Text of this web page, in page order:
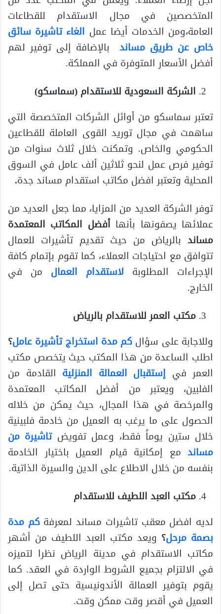
المتخصصين في مجال الاستقدام للقطاعات
العامة،ومن الخدمات أيضا عمل الغاء تاشيرة سائق
خاص عن طريق مساند بالإضافة إلى توفير لهم
أفضل الأسعار المتوفرة في المملكة.
الشركة السعودية للاستقدام (سماسكو)
تعتبر سماسكو من أوائل الشركات المتخصصة التي
ساهمت في مجال توريد القوى العاملة للقطاعين
الحكومي والخاص. وتمكنت خلال ثلاث سنوات من
توفير فرص عمل لنحو ثلاثين ألف عامل في السوق
المحلية وتعتبر افضل مكاتب استقدام مساند جدة.
توفر الشركة العديد من المزايا، مما جعل العديد من
عملائها يصفونها بأنهاأفضل المكاتب المعتمدة
مساند بالرياض من حيث تقديم تأشيرات للعمال
تتوافق مع احتياجات العملاء، كما تقوم بإتمام كافة
الإجراءات المطلوبة لاستقدام العمال من في
الخارج.
مكتب العمر للاستقدام بالرياض
وللاجابة على سؤالكم مدة استخراج تأشيرة عامل؟
اطلب الساعدة من هذا المكتب حيث يتخصص مكتب
العمر في إستقبال العمالة المنزلية القادمة من
الفلبين، ويعتبر من أفضل المكاتب المعتمدة
والمرخصة في هذا المجال، حيث يمكن من خلاله
الحصول على ما يرغب به العميل من خادمة فلبينية
خلال ستين يوماً فقط، وعمل تفويضتاشيرة من
مساند مع إمكانية قيام العميل باختيار الخادمة
بنفسه من خلال الاطلاع على الدين والسيرة الذاتية.
مكتب العبد اللطيف للاستقدام
لديه افضل معقب تاشيرات مساند لمعرفةكم مدة
بصمة مرحل؟ ويعد مكتب العبد اللطيف من أشهر
مكاتب الاستقدام في مدينة الرياض نظرا لتميزه
في الالتزام بجميع الشروط الواردة في العقد. كما
يقوم بتوفير العمالة الأندونيسية حتى تصل إلى
العميل في أقصر وقت ممكن وقت.